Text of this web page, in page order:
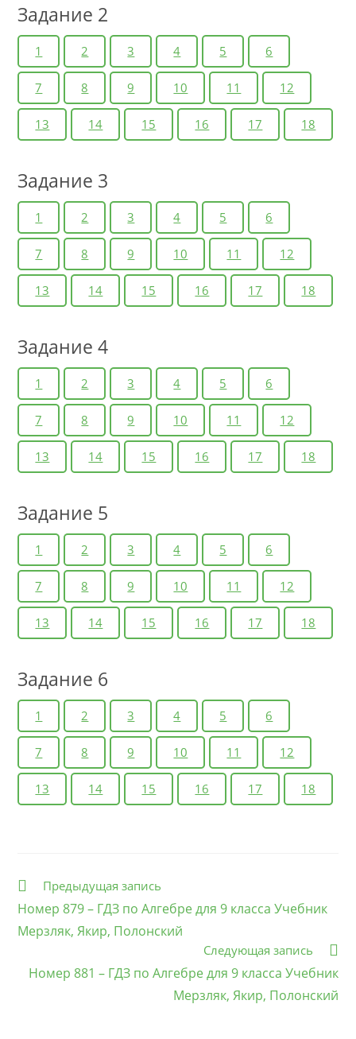
Задание 2
1 2 3 4 5 6
7 8 9 10 11 12
13 14 15 16 17 18
Задание 3
1 2 3 4 5 6
7 8 9 10 11 12
13 14 15 16 17 18
Задание 4
1 2 3 4 5 6
7 8 9 10 11 12
13 14 15 16 17 18
Задание 5
1 2 3 4 5 6
7 8 9 10 11 12
13 14 15 16 17 18
Задание 6
1 2 3 4 5 6
7 8 9 10 11 12
13 14 15 16 17 18
Еще
Предыдущая запись
Номер 879 – ГДЗ по Алгебре для 9 класса Учебник
Мерзляк, Якир, Полонский
Следующая запись
Номер 881 – ГДЗ по Алгебре для 9 класса Учебник
Мерзляк, Якир, Полонский